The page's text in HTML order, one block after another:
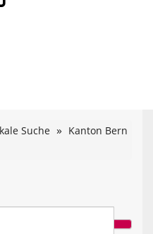
Suche Kanton Bern